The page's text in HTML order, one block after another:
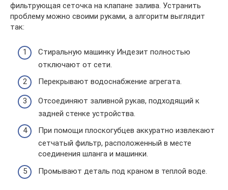
фильтрующая сеточка на клапане залива. Устранить
проблему можно своими руками, а алгоритм выглядит
так:
Стиральную машинку Индезит полностью
отключают от сети.
Перекрывают водоснабжение агрегата.
Отсоединяют заливной рукав, подходящий к
задней стенке устройства.
При помощи плоскогубцев аккуратно извлекают
сетчатый фильтр, расположенный в месте
соединения шланга и машинки.
Промывают деталь под краном в теплой воде.